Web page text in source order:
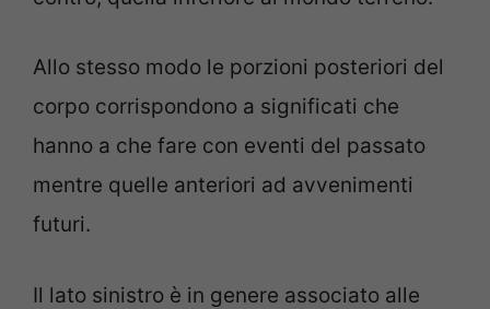
Allo stesso modo le porzioni posteriori del
corpo corrispondono a significati che
hanno a che fare con eventi del passato
mentre quelle anteriori ad avvenimenti
futuri.
Il lato sinistro è in genere associato alle